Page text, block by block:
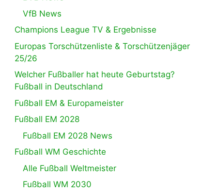
VfB News
Champions League TV & Ergebnisse
Europas Torschützenliste & Torschützenjäger
25/26
Welcher Fußballer hat heute Geburtstag?
Fußball in Deutschland
Fußball EM & Europameister
Fußball EM 2028
Fußball EM 2028 News
Fußball WM Geschichte
Alle Fußball Weltmeister
Fußball WM 2030